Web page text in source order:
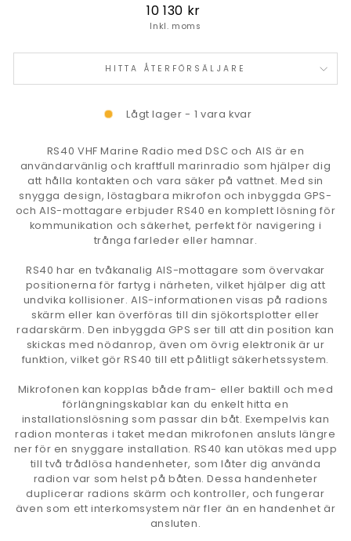
Ordinarie
pris
10 130 kr
Inkl. moms
HITTA ÅTERFÖRSÄLJARE
Lågt lager - 1 vara kvar
RS40 VHF Marine Radio med DSC och AIS är en
användarvänlig och kraftfull marinradio som hjälper dig
att hålla kontakten och vara säker på vattnet. Med sin
snygga design, löstagbara mikrofon och inbyggda GPS-
och AIS-mottagare erbjuder RS40 en komplett lösning för
kommunikation och säkerhet, perfekt för navigering i
trånga farleder eller hamnar.
RS40 har en tvåkanalig AIS-mottagare som övervakar
positionerna för fartyg i närheten, vilket hjälper dig att
undvika kollisioner. AIS-informationen visas på radions
skärm eller kan överföras till din sjökortsplotter eller
radarskärm. Den inbyggda GPS ser till att din position kan
skickas med nödanrop, även om övrig elektronik är ur
funktion, vilket gör RS40 till ett pålitligt säkerhetssystem.
Mikrofonen kan kopplas både fram- eller baktill och med
förlängningskablar kan du enkelt hitta en
installationslösning som passar din båt. Exempelvis kan
radion monteras i taket medan mikrofonen ansluts längre
ner för en snyggare installation. RS40 kan utökas med upp
till två trådlösa handenheter, som låter dig använda
radion var som helst på båten. Dessa handenheter
duplicerar radions skärm och kontroller, och fungerar
även som ett interkomsystem när fler än en handenhet är
ansluten.